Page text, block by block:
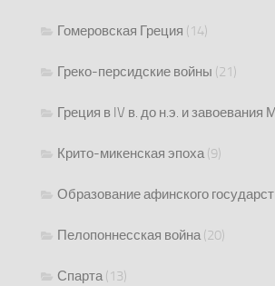
Гомеровская Греция (14)
Греко-персидские войны (21)
Греция в IV в. до н.э. и завоевания
Крито-микенская эпоха(9)
Образование афинского
Пелопоннесская война(20)
Спарта(13)